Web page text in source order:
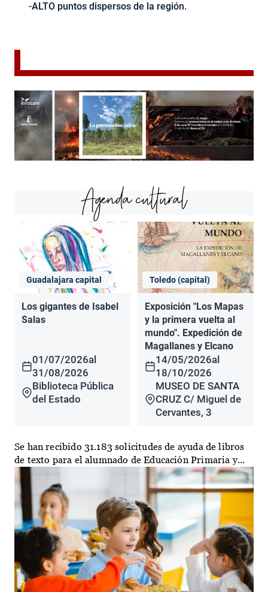
-ALTO puntos dispersos de la región.
Agenda cultural
Guadalajara capital
Los gigantes de Isabel
Salas
01/07/2026al
31/08/2026
Biblioteca Pública
del Estado
Toledo (capital)
Exposición "Los Mapas
y la primera vuelta al
mundo". Expedición de
Magallanes y Elcano
14/05/2026al
18/10/2026
MUSEO DE SANTA
CRUZ C/ Miguel de
Cervantes, 3
Se han recibido 31.183 solicitudes de ayuda de libros
de texto para el alumnado de Educación Primaria y...